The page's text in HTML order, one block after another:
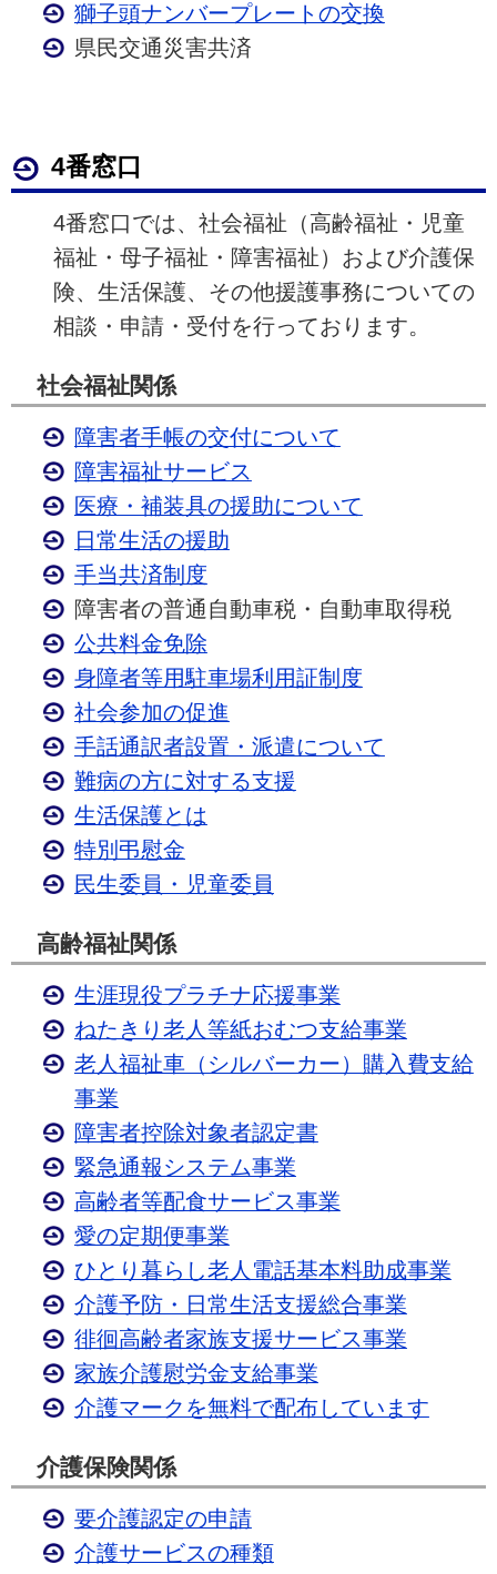
獅子頭ナンバープレートの交換
県民交通災害共済
4番窓口
4番窓口では、社会福祉（高齢福祉・児童
福祉・母子福祉・障害福祉）および介護保
険、生活保護、その他援護事務についての
相談・申請・受付を行っております。
社会福祉関係
障害者手帳の交付について
障害福祉サービス
医療・補装具の援助について
日常生活の援助
手当共済制度
障害者の普通自動車税・自動車取得税
公共料金免除
身障者等用駐車場利用証制度
社会参加の促進
手話通訳者設置・派遣について
難病の方に対する支援
生活保護とは
特別弔慰金
民生委員・児童委員
高齢福祉関係
生涯現役プラチナ応援事業
ねたきり老人等紙おむつ支給事業
老人福祉車（シルバーカー）購入費支給
事業
障害者控除対象者認定書
緊急通報システム事業
高齢者等配食サービス事業
愛の定期便事業
ひとり暮らし老人電話基本料助成事業
介護予防・日常生活支援総合事業
徘徊高齢者家族支援サービス事業
家族介護慰労金支給事業
介護マークを無料で配布しています
介護保険関係
要介護認定の申請
介護サービスの種類